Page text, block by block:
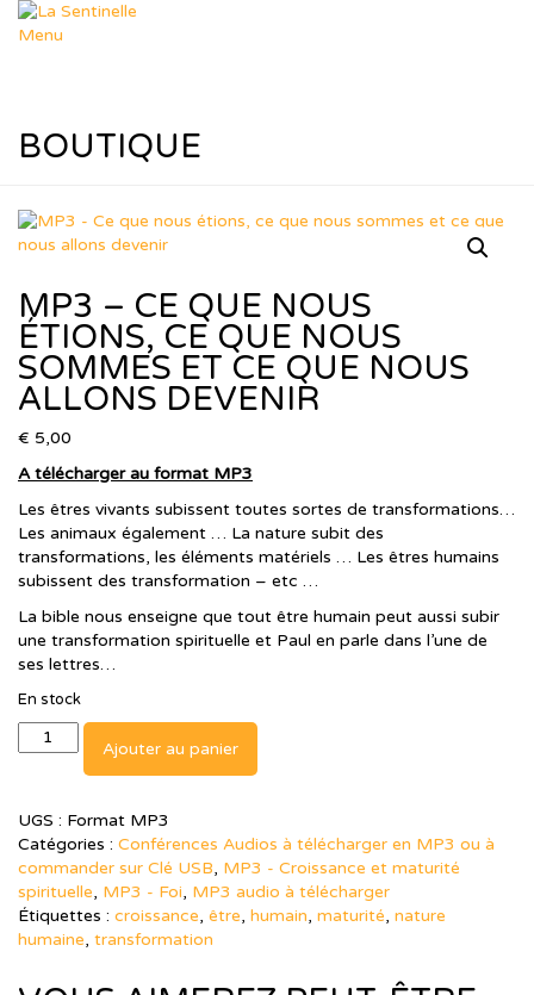
Aller
Menu
Dép. Femmes & Enfants
Dép. Soutien Spirituel
Nos thèmes
Formation Leadership
Téléchargements
Agenda
Le Blog de Muriel
dons
Boutique
Contact
BOUTIQUE
MP3 – CE QUE NOUS
ÉTIONS, CE QUE NOUS
SOMMES ET CE QUE NOUS
ALLONS DEVENIR
€ 5,00
A télécharger au format MP3
Les êtres vivants subissent toutes sortes de transformations…
Les animaux également … La nature subit des
transformations, les éléments matériels … Les êtres humains
subissent des transformation – etc …
La bible nous enseigne que tout être humain peut aussi subir
une transformation spirituelle et Paul en parle dans l’une de
ses lettres…
En stock
quantité
de
Ce
que
nous
étions,
ce
que
Ajouter au panier
UGS : Format MP3
Catégories : Conférences Audios à télécharger en MP3 ou à
commander sur Clé USB, MP3 - Croissance et maturité
spirituelle, MP3 - Foi, MP3 audio à télécharger
Étiquettes : croissance, être, humain, maturité, nature
humaine, transformation